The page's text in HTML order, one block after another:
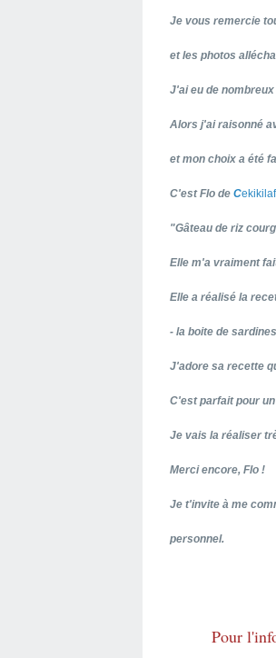
Je vous remercie
et les photos
J'ai eu de
Alors j'ai raisonné
et mon choix a été
C'est Flo de C
"Gâteau de riz
Elle m'a vraiment
Elle a réalisé la
- la boite de
J'adore sa recette
C'est parfait pour
Je vais la réaliser
Merci encore, Flo !
Je t'invite à me
personnel.
Pour